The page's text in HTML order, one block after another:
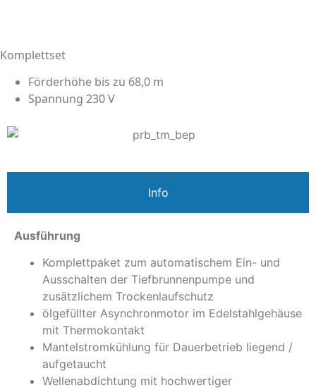
Komplettset
Förderhöhe bis zu 68,0 m
Spannung 230 V
Info
Ausführung
Komplettpaket zum automatischem Ein- und
Ausschalten der Tiefbrunnenpumpe und
zusätzlichem Trockenlaufschutz
ölgefüllter Asynchronmotor im Edelstahlgehäuse
mit Thermokontakt
Mantelstromkühlung für Dauerbetrieb liegend /
aufgetaucht
Wellenabdichtung mit hochwertiger